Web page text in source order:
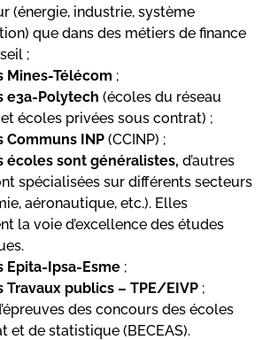
(énergie, industrie, système
que dans des métiers de finance
;
Mines-Télécom ;
e3a-Polytech (écoles du réseau
écoles privées sous contrat) ;
Communs INP (CCINP) ;
écoles sont généralistes, d’autres
spécialisées sur différents secteurs
aéronautique, etc.). Elles
la voie d’excellence des études
Epita-Ipsa-Esme ;
Travaux publics – TPE/EIVP ;
des concours des écoles
et de statistique (BECEAS).